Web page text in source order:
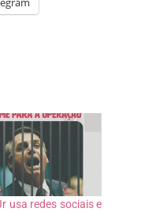
usa redes sociais e